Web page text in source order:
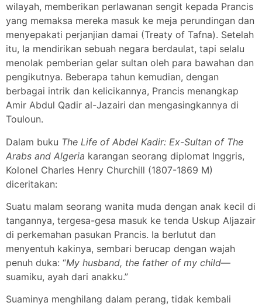
wilayah, memberikan perlawanan sengit kepada Prancis
yang memaksa mereka masuk ke meja perundingan dan
menyepakati perjanjian damai (Treaty of Tafna). Setelah
itu, Ia mendirikan sebuah negara berdaulat, tapi selalu
menolak pemberian gelar sultan oleh para bawahan dan
pengikutnya. Beberapa tahun kemudian, dengan
berbagai intrik dan kelicikannya, Prancis menangkap
Amir Abdul Qadir al-Jazairi dan mengasingkannya di
Touloun.
Dalam buku The Life of Abdel Kadir: Ex-Sultan of The
Arabs and Algeria karangan seorang diplomat Inggris,
Kolonel Charles Henry Churchill (1807-1869 M)
diceritakan:
Suatu malam seorang wanita muda dengan anak kecil di
tangannya, tergesa-gesa masuk ke tenda Uskup Aljazair
di perkemahan pasukan Prancis. Ia berlutut dan
menyentuh kakinya, sembari berucap dengan wajah
penuh duka: “My husband, the father of my child—
suamiku, ayah dari anakku.”
Suaminya menghilang dalam perang, tidak kembali